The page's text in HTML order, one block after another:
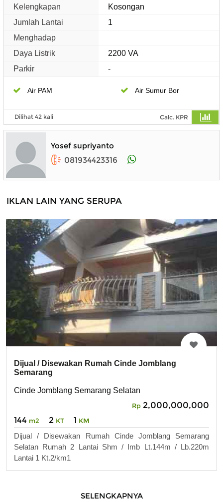
Kelengkapan
Kosongan
Jumlah Lantai
1
Menghadap
Daya Listrik
2200 VA
Parkir
-
Air PAM Air Sumur Bor
Dilihat 42 kali Calc. KPR
Yosef supriyanto
081934423316
IKLAN LAIN YANG SERUPA
Dijual / Disewakan Rumah Cinde Jomblang
Semarang
Cinde Jomblang Semarang Selatan
Rp 2,000,000,000
144 m2 2 KT 1 KM
Dijual / Disewakan Rumah Cinde Jomblang Semarang
Selatan Rumah 2 Lantai Shm / Imb Lt.144m / Lb.220m
Lantai 1 Kt.2/km1
SELENGKAPNYA